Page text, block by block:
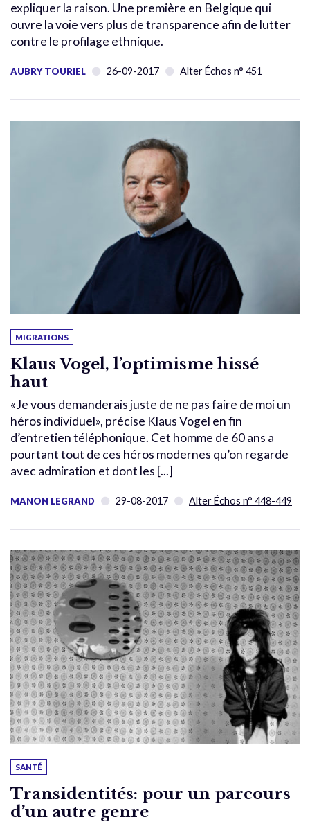
expliquer la raison. Une première en Belgique qui
ouvre la voie vers plus de transparence afin de lutter
contre le profilage ethnique.
AUBRY TOURIEL 26-09-2017 Alter Échos n° 451
MIGRATIONS
Klaus Vogel, l’optimisme hissé
haut
«Je vous demanderais juste de ne pas faire de moi un
héros individuel», précise Klaus Vogel en fin
d’entretien téléphonique. Cet homme de 60 ans a
pourtant tout de ces héros modernes qu’on regarde
avec admiration et dont les [...]
MANON LEGRAND 29-08-2017 Alter Échos n° 448-449
SANTÉ
Transidentités: pour un parcours
d’un autre genre